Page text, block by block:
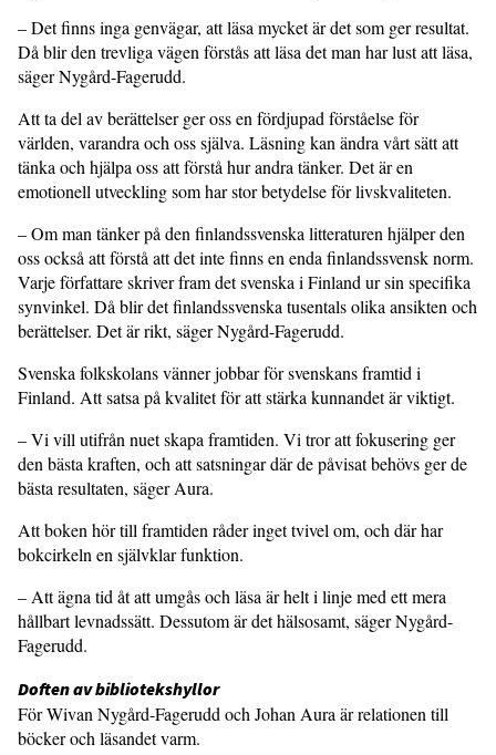
– Det finns inga genvägar, att läsa mycket är det som ger resultat.
Då blir den trevliga vägen förstås att läsa det man har lust att läsa,
säger Nygård-Fagerudd.
Att ta del av berättelser ger oss en fördjupad förståelse för
världen, varandra och oss själva. Läsning kan ändra vårt sätt att
tänka och hjälpa oss att förstå hur andra tänker. Det är en
emotionell utveckling som har stor betydelse för livskvaliteten.
– Om man tänker på den finlandssvenska litteraturen hjälper den
oss också att förstå att det inte finns en enda finlandssvensk norm.
Varje författare skriver fram det svenska i Finland ur sin specifika
synvinkel. Då blir det finlandssvenska tusentals olika ansikten och
berättelser. Det är rikt, säger Nygård-Fagerudd.
Svenska folkskolans vänner jobbar för svenskans framtid i
Finland. Att satsa på kvalitet för att stärka kunnandet är viktigt.
– Vi vill utifrån nuet skapa framtiden. Vi tror att fokusering ger
den bästa kraften, och att satsningar där de påvisat behövs ger de
bästa resultaten, säger Aura.
Att boken hör till framtiden råder inget tvivel om, och där har
bokcirkeln en självklar funktion.
– Att ägna tid åt att umgås och läsa är helt i linje med ett mera
hållbart levnadssätt. Dessutom är det hälsosamt, säger Nygård-
Fagerudd.
Doften av bibliotekshyllor
För Wivan Nygård-Fagerudd och Johan Aura är relationen till
böcker och läsandet varm.